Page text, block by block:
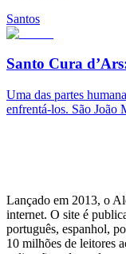
Santos
Santo Cura
Uma das partes
enfrentá-los. São João
Lançado em 2013, o
internet. O site é
português, espanhol,
10 milhões de leitores